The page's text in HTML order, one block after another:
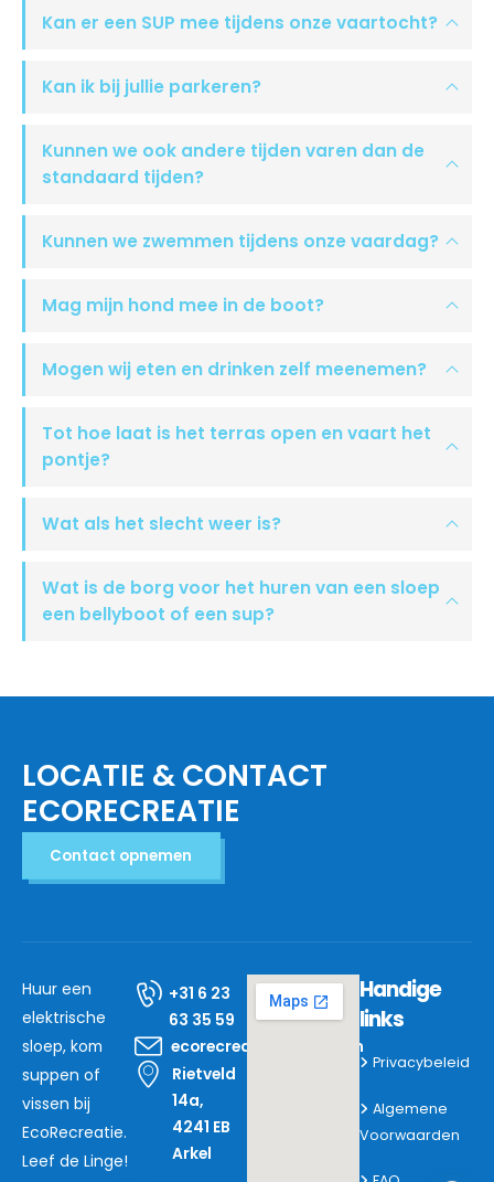
Kan er een SUP mee tijdens onze vaartocht?
Kan ik bij jullie parkeren?
Kunnen we ook andere tijden varen dan de
standaard tijden?
Kunnen we zwemmen tijdens onze vaardag?
Mag mijn hond mee in de boot?
Mogen wij eten en drinken zelf meenemen?
Tot hoe laat is het terras open en vaart het
pontje?
Wat als het slecht weer is?
Wat is de borg voor het huren van een sloep
een bellyboot of een sup?
LOCATIE & CONTACT
ECORECREATIE
Contact opnemen
Huur een
elektrische
sloep, kom
suppen of
vissen bij
EcoRecreatie.
Leef de Linge!
+31 6 23
63 35 59
ecorecreatie@mail.com
Rietveld
14a,
4241 EB
Arkel
Handige
links
Privacybeleid
Algemene
Voorwaarden